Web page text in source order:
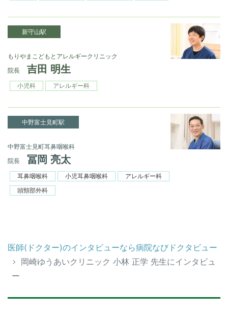
新守山駅
もりやまこどもとアレルギークリニック
院長
吉田 明生
小児科 アレルギー科
中野富士見町駅
中野富士見町耳鼻咽喉科
院長
冨岡 亮太
耳鼻咽喉科 小児耳鼻咽喉科
アレルギー科
頭頸部外科
医師(ドクター)のインタビューなら病院なびドクタビュー
岡崎ゆうあいクリニック 小林 正学 先生にインタビュ
ー